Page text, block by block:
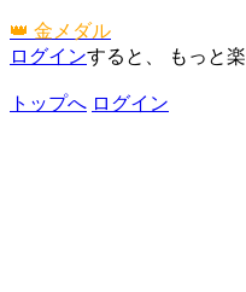
👑 金メダル
ログインすると、 もっと楽
トップへ ログイン